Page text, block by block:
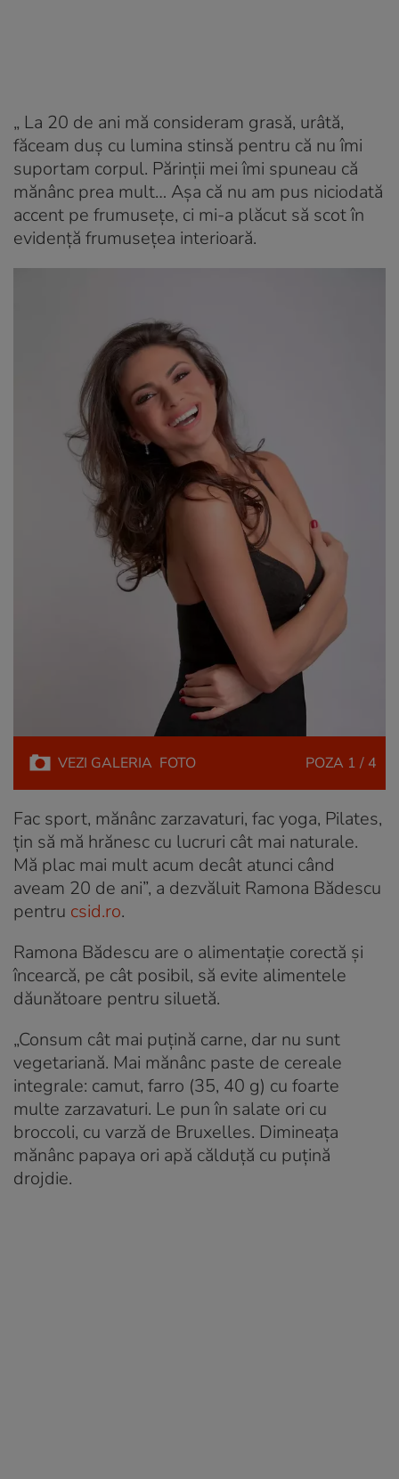
„ La 20 de ani mă consideram grasă, urâtă,
făceam duș cu lumina stinsă pentru că nu îmi
suportam corpul. Părinții mei îmi spuneau că
mănânc prea mult… Așa că nu am pus niciodată
accent pe frumusețe, ci mi-a plăcut să scot în
evidență frumusețea interioară.
VEZI GALERIA FOTO POZA 1 / 4
Fac sport, mănânc zarzavaturi, fac yoga, Pilates,
țin să mă hrănesc cu lucruri cât mai naturale.
Mă plac mai mult acum decât atunci când
aveam 20 de ani”, a dezvăluit Ramona Bădescu
pentru csid.ro.
Ramona Bădescu are o alimentație corectă și
încearcă, pe cât posibil, să evite alimentele
dăunătoare pentru siluetă.
„Consum cât mai puțină carne, dar nu sunt
vegetariană. Mai mănânc paste de cereale
integrale: camut, farro (35, 40 g) cu foarte
multe zarzavaturi. Le pun în salate ori cu
broccoli, cu varză de Bruxelles. Dimineața
mănânc papaya ori apă călduță cu puțină
drojdie.